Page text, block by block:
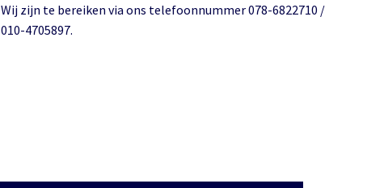
Wij zijn te bereiken via ons telefoonnummer 078-6822710 /
010-4705897.